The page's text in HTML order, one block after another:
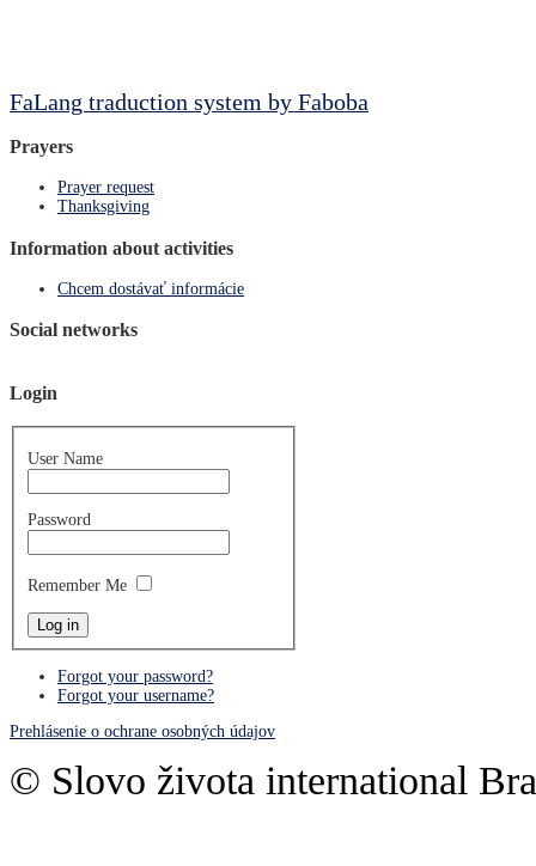
FaLang traduction system by Faboba
Prayers
Prayer request
Thanksgiving
Information about activities
Chcem dostávať informácie
Social networks
Login
User Name
Password
Remember Me
Forgot your password?
Forgot your username?
Prehlásenie o ochrane osobných údajov
© Slovo života international